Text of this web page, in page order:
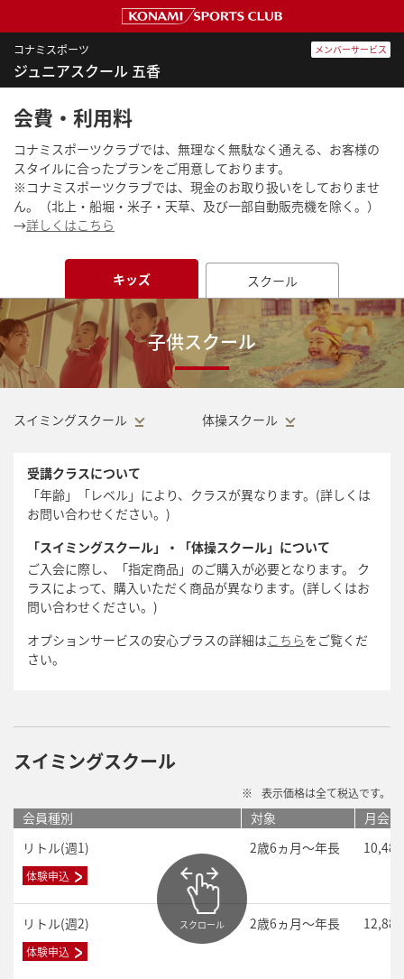
コナミスポーツ
ジュニアスクール 五香
メンバーサービス
会費・利用料
コナミスポーツクラブでは、無理なく無駄なく通える、お客様の
スタイルに合ったプランをご用意しております。
※コナミスポーツクラブでは、現金のお取り扱いをしておりませ
ん。（北上・船堀・米子・天草、及び一部自動販売機を除く。）
→詳しくはこちら
キッズ スクール
子供スクール
スイミングスクール 体操スクール
受講クラスについて
「年齢」「レベル」により、クラスが異なります。(詳しくは
お問い合わせください。)
「スイミングスクール」・「体操スクール」について
ご入会に際し、「指定商品」のご購入が必要となります。 ク
ラスによって、購入いただく商品が異なります。(詳しくはお
問い合わせください。)
オプションサービスの安心プラスの詳細はこちらをご覧くだ
さい。
スイミングスクール
※ 表示価格は全て税込です。
会員種別 対象
月会費
リトル(週1)
体験申込
2歳6ヵ月～年長
リトル(週2)
体験申込
2歳6ヵ月～年長
スクロール